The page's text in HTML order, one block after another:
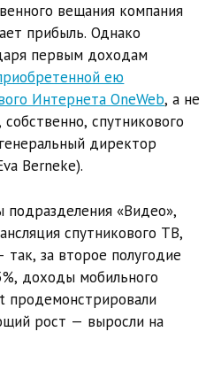
вещания компания
прибыль. Однако
первым доходам
ею
Интернета OneWeb, а не
спутникового
генеральный директор
Berneke).
«Видео»,
спутникового ТВ,
за второе полугодие
доходы мобильного
продемонстрировали
рост — выросли на